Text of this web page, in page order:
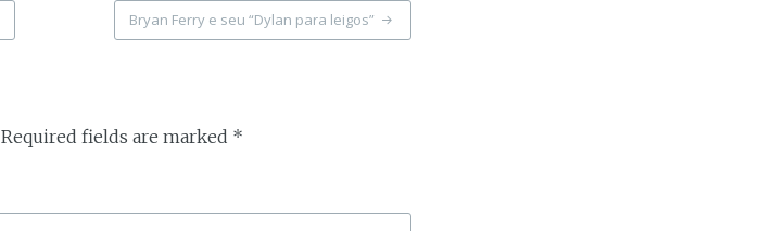
Bryan Ferry e seu “Dylan para leigos”
Required fields are marked *